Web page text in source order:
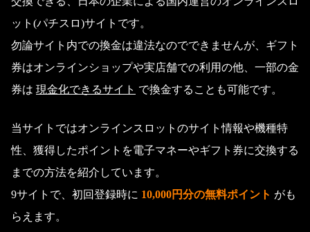
ット(パチスロ)サイトです。
勿論サイト内での換金は違法なのでできませんが、ギフト
券はオンラインショップや実店舗での利用の他、一部の金
券は 現金化できるサイト で換金することも可能です。
当サイトではオンラインスロットのサイト情報や機種特
性、獲得したポイントを電子マネーやギフト券に交換する
までの方法を紹介しています。
9サイトで、初回登録時に 10,000円分の無料ポイント がも
らえます。